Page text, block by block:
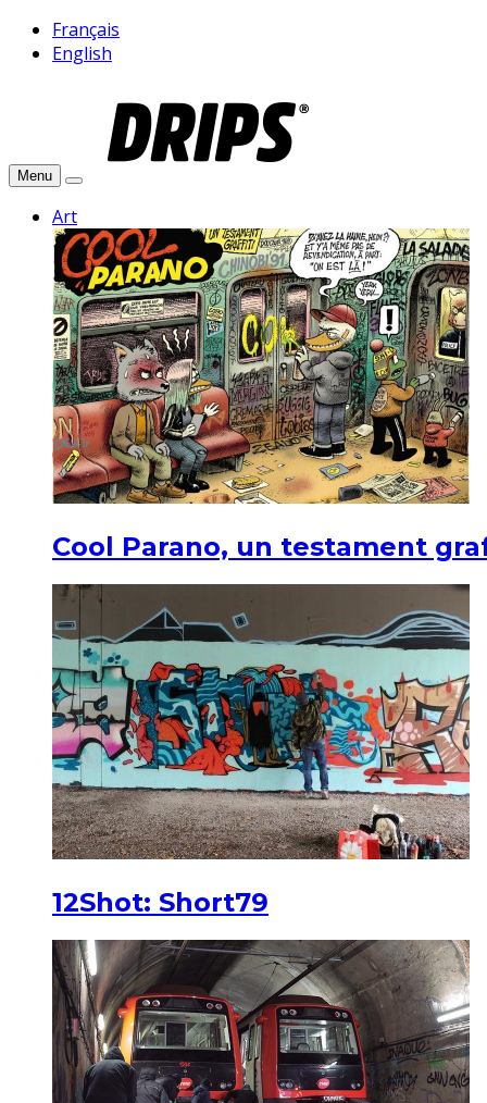
Français
English
Menu
Art
Cool Parano, un testament
12Shot: Short79